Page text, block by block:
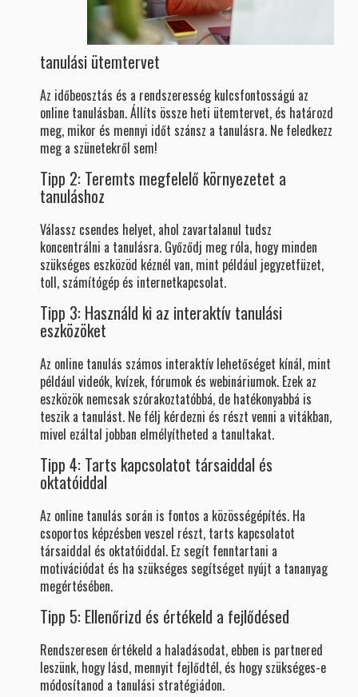
tanulási ütemtervet
Az időbeosztás és a rendszeresség kulcsfontosságú az
online tanulásban. Állíts össze heti ütemtervet, és határozd
meg, mikor és mennyi időt szánsz a tanulásra. Ne feledkezz
meg a szünetekről sem!
Tipp 2: Teremts megfelelő környezetet a
tanuláshoz
Válassz csendes helyet, ahol zavartalanul tudsz
koncentrálni a tanulásra. Győződj meg róla, hogy minden
szükséges eszközöd kéznél van, mint például jegyzetfüzet,
toll, számítógép és internetkapcsolat.
Tipp 3: Használd ki az interaktív tanulási
eszközöket
Az online tanulás számos interaktív lehetőséget kínál, mint
például videók, kvízek, fórumok és webináriumok. Ezek az
eszközök nemcsak szórakoztatóbbá, de hatékonyabbá is
teszik a tanulást. Ne félj kérdezni és részt venni a vitákban,
mivel ezáltal jobban elmélyítheted a tanultakat.
Tipp 4: Tarts kapcsolatot társaiddal és
oktatóiddal
Az online tanulás során is fontos a közösségépítés. Ha
csoportos képzésben veszel részt, tarts kapcsolatot
társaiddal és oktatóiddal. Ez segít fenntartani a
motivációdat és ha szükséges segítséget nyújt a tananyag
megértésében.
Tipp 5: Ellenőrizd és értékeld a fejlődésed
Rendszeresen értékeld a haladásodat, ebben is partnered
leszünk, hogy lásd, mennyit fejlődtél, és hogy szükséges-e
módosítanod a tanulási stratégiádon.